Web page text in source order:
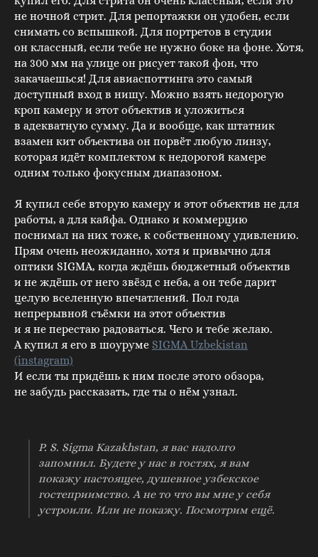
не ночной стрит. Для репортажки он удобен, если
снимать со вспышкой. Для портретов в студии
он классный, если тебе не нужно боке на фоне. Хотя,
на 300 мм на улице он рисует такой фон, что
закачаешься! Для авиаспоттинга это самый
доступный вход в нишу. Можно взять недорогую
кроп камеру и этот объектив и уложиться
в адекватную сумму. Да и вообще, как штатник
взамен кит объектива он порвёт любую линзу,
которая идёт комплектом к недорогой камере
одним только фокусным диапазоном.
Я купил себе вторую камеру и этот объектив не для
работы, а для кайфа. Однако и коммерцию
поснимал на них тоже, к собственному удивлению.
Прям очень неожиданно, хотя и привычно для
оптики SIGMA, когда ждёшь бюджетный объектив
и не ждёшь от него звёзд с неба, а он тебе дарит
целую вселенную впечатлений. Пол года
непрерывной съёмки на этот объектив
и я не перестаю радоваться. Чего и тебе желаю.
А купил я его в шоуруме SIGMA Uzbekistan
(instagram)
И если ты придёшь к ним после этого обзора,
не забудь рассказать, где ты о нём узнал.
P. S. Sigma Kazakhstan, я вас надолго
запомнил. Будете у нас в гостях, я вам
покажу настоящее, душевное узбекское
гостеприимство. А не то что вы мне у себя
устроили. Или не покажу. Посмотрим ещё.